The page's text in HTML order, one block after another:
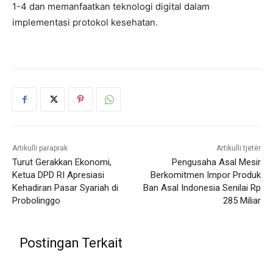
1-4 dan memanfaatkan teknologi digital dalam
implementasi protokol kesehatan.
Artikulli paraprak
Turut Gerakkan Ekonomi,
Ketua DPD RI Apresiasi
Kehadiran Pasar Syariah di
Probolinggo
Artikulli tjetër
Pengusaha Asal Mesir
Berkomitmen Impor Produk
Ban Asal Indonesia Senilai Rp
285 Miliar
Postingan Terkait